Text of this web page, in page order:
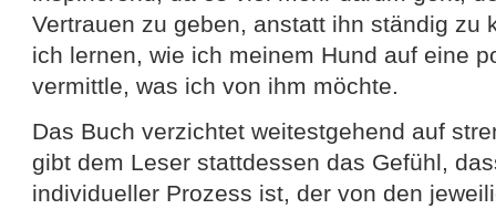
Vertrauen zu geben, anstatt ihn ständig zu
ich lernen, wie ich meinem Hund auf eine
vermittle, was ich von ihm möchte.
Das Buch verzichtet weitestgehend auf
gibt dem Leser stattdessen das Gefühl,
individueller Prozess ist, der von den